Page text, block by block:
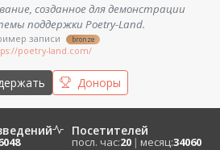
созданное для демонстрации
поддержки Poetry-Land.
записи bronze
poetry-land.com/
Доноры
Посетителей
посл. час:20 | месяц:34060